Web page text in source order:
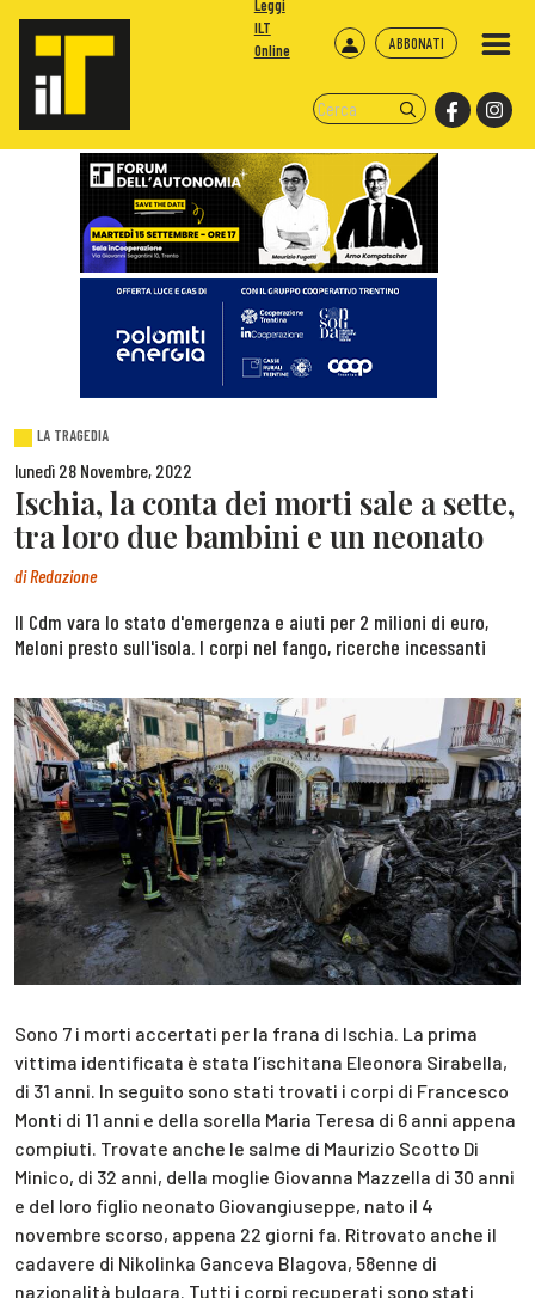
ABBONATI
Leggi
ILT
Online
LA TRAGEDIA
lunedì 28 Novembre, 2022
Ischia, la conta dei morti sale a sette,
tra loro due bambini e un neonato
diRedazione
Il Cdm vara lo stato d'emergenza e aiuti per 2 milioni di euro,
Meloni presto sull'isola. I corpi nel fango, ricerche incessanti
Sono 7 i morti accertati per la frana di Ischia. La prima
vittima identificata è stata l’ischitana Eleonora Sirabella,
di 31 anni. In seguito sono stati trovati i corpi di Francesco
Monti di 11 anni e della sorella Maria Teresa di 6 anni appena
compiuti. Trovate anche le salme di Maurizio Scotto Di
Minico, di 32 anni, della moglie Giovanna Mazzella di 30 anni
e del loro figlio neonato Giovangiuseppe, nato il 4
novembre scorso, appena 22 giorni fa. Ritrovato anche il
cadavere di Nikolinka Ganceva Blagova, 58enne di
nazionalità bulgara. Tutti i corpi recuperati sono stati